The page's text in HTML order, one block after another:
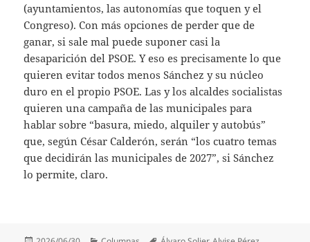
(ayuntamientos, las autonomías que toquen y el
Congreso). Con más opciones de perder que de
ganar, si sale mal puede suponer casi la
desaparición del PSOE. Y eso es precisamente lo que
quieren evitar todos menos Sánchez y su núcleo
duro en el propio PSOE. Las y los alcaldes socialistas
quieren una campaña de las municipales para
hablar sobre “basura, miedo, alquiler y autobús”
que, según César Calderón, serán “los cuatro temas
que decidirán las municipales de 2027”, si Sánchez
lo permite, claro.